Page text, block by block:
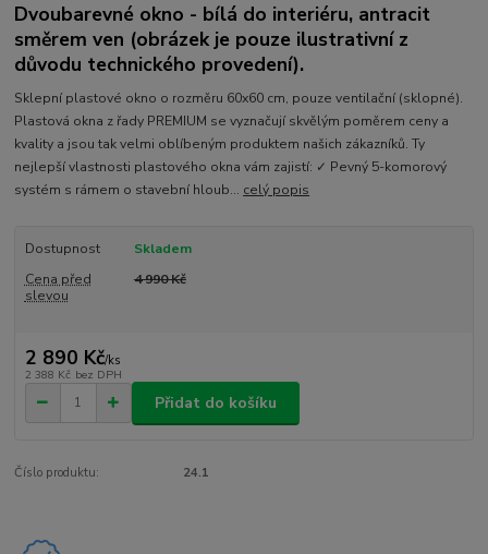
Dvoubarevné okno - bílá do interiéru, antracit
směrem ven (obrázek je pouze ilustrativní z
důvodu technického provedení).
Sklepní plastové okno o rozměru 60x60 cm, pouze ventilační (sklopné).
Plastová okna z řady PREMIUM se vyznačují skvělým poměrem ceny a
kvality a jsou tak velmi oblíbeným produktem našich zákazníků. Ty
nejlepší vlastnosti plastového okna vám zajistí: ✓ Pevný 5-komorový
systém s rámem o stavební hloub... celý popis
Dostupnost
Skladem
Cena před
slevou
4 990 Kč
2 890 Kč/ks
2 388 Kč bez DPH
Přidat do košíku
Číslo produktu: 24.1